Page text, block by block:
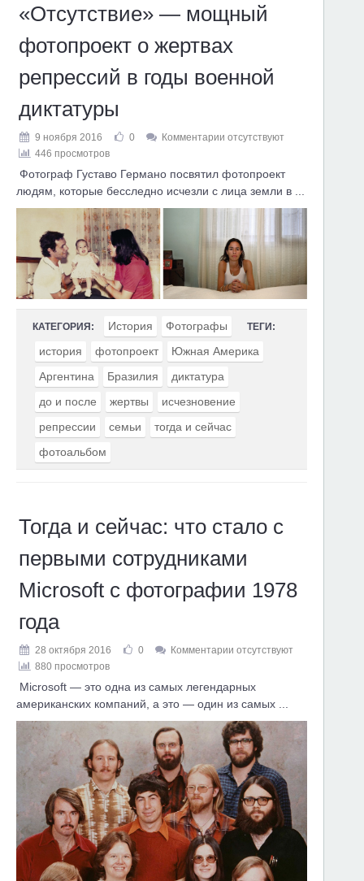
«Отсутствие» — мощный
фотопроект о жертвах
репрессий в годы военной
диктатуры
9 ноября 2016 0
Комментарии отсутствуют
446 просмотров
Фотограф Густаво Германо посвятил фотопроект
людям, которые бесследно исчезли с лица земли в ...
КАТЕГОРИЯ: История Фотографы ТЕГИ:
история фотопроект
Южная Америка
Аргентина
Бразилия
диктатура
до и после
жертвы
исчезновение
репрессии
семьи
тогда и сейчас
фотоальбом
Тогда и сейчас: что стало с
первыми сотрудниками
Microsoft с фотографии 1978
года
28 октября 2016 0
Комментарии отсутствуют
880 просмотров
Microsoft — это одна из самых легендарных
американских компаний, а это — один из самых ...